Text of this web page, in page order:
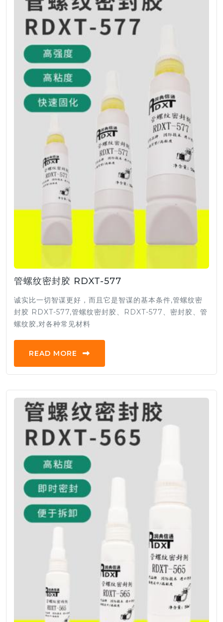
管螺纹密封胶 RDXT-577
诚实比一切智谋更好，而且它是智谋的基本条件,管螺纹密
封胶 RDXT-577,管螺纹密封胶、RDXT-577、密封胶、管
螺纹胶,对各种常见材料
READ MORE